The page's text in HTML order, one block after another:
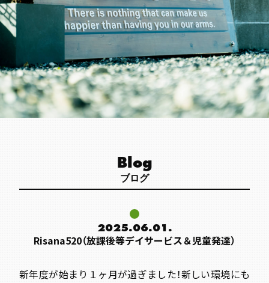
Blog
ブログ
2025.06.01.
Risana520（放課後等デイサービス＆児童発達）
新年度が始まり１ヶ月が過ぎました！新しい環境にも